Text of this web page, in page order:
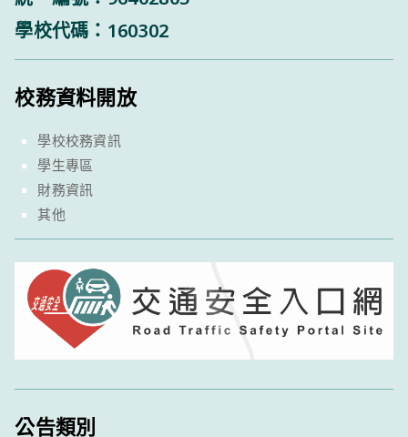
學校代碼：160302
校務資料開放
學校校務資訊
學生專區
財務資訊
其他
公告類別